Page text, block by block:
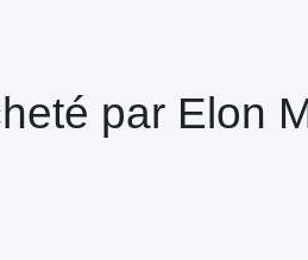
par Elon